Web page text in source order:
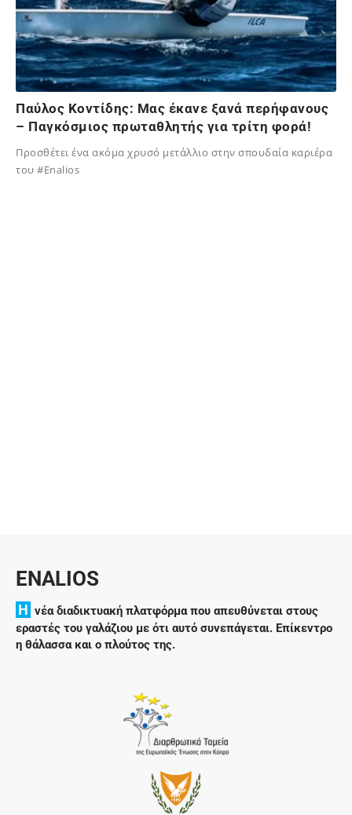
Παύλος Κοντίδης: Mας έκανε ξανά περήφανους
– Παγκόσμιος πρωταθλητής για τρίτη φορά!
Προσθέτει ένα ακόμα χρυσό μετάλλιο στην σπουδαία καριέρα
του #Enalios
ENALIOS
H νέα διαδικτυακή πλατφόρμα που απευθύνεται στους
εραστές του γαλάζιου με ότι αυτό συνεπάγεται. Επίκεντρο
η θάλασσα και ο πλούτος της.